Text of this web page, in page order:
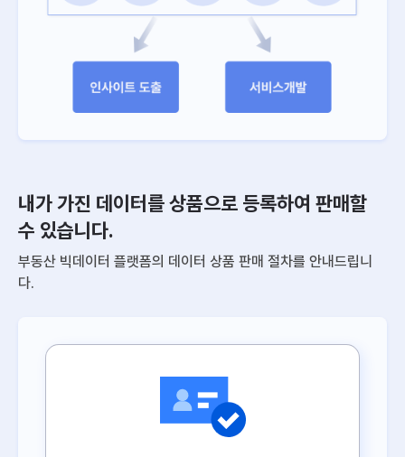
내가 가진 데이터를 상품으로 등록하여 판매할
수 있습니다.
부동산 빅데이터 플랫폼의 데이터 상품 판매 절차를 안내드립니
다.